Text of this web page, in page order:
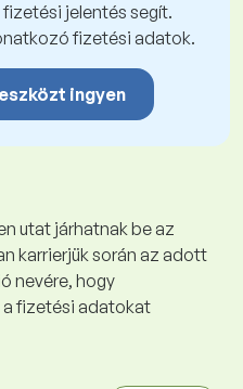
jelentés segít.
fizetési adatok.
ingyen
utat járhatnak be az
karrierjük során az adott
nevére, hogy
fizetési adatokat